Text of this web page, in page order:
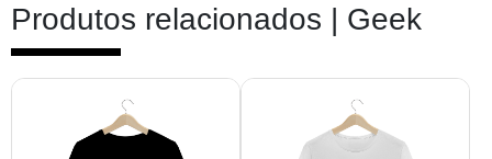
Produtos relacionados | Geek